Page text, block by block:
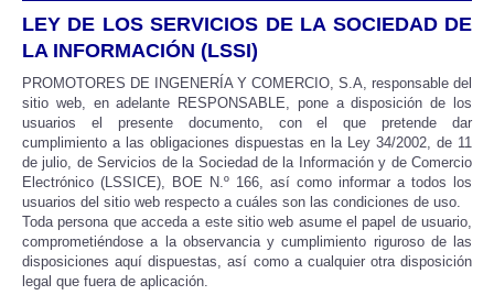
LEY DE LOS SERVICIOS DE LA SOCIEDAD DE
LA INFORMACIÓN (LSSI)
PROMOTORES DE INGENERÍA Y COMERCIO, S.A, responsable del
sitio web, en adelante RESPONSABLE, pone a disposición de los
usuarios el presente documento, con el que pretende dar
cumplimiento a las obligaciones dispuestas en la Ley 34/2002, de 11
de julio, de Servicios de la Sociedad de la Información y de Comercio
Electrónico (LSSICE), BOE N.º 166, así como informar a todos los
usuarios del sitio web respecto a cuáles son las condiciones de uso.
Toda persona que acceda a este sitio web asume el papel de usuario,
comprometiéndose a la observancia y cumplimiento riguroso de las
disposiciones aquí dispuestas, así como a cualquier otra disposición
legal que fuera de aplicación.